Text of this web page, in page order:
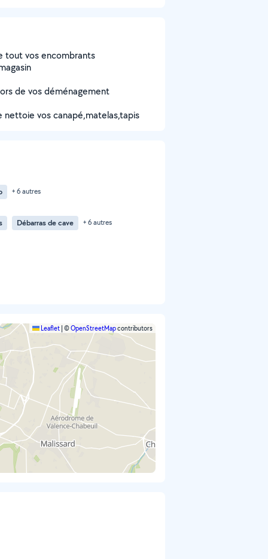
tout vos encombrants
de vos déménagement
nettoie vos canapé,matelas,tapis
+ 6 autres
Débarras de cave + 6 autres
Leaflet ©OpenStreetMapcontributors